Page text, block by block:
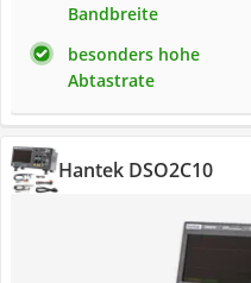
Bandbreite
besonders hohe
Abtastrate
Hantek DSO2C10